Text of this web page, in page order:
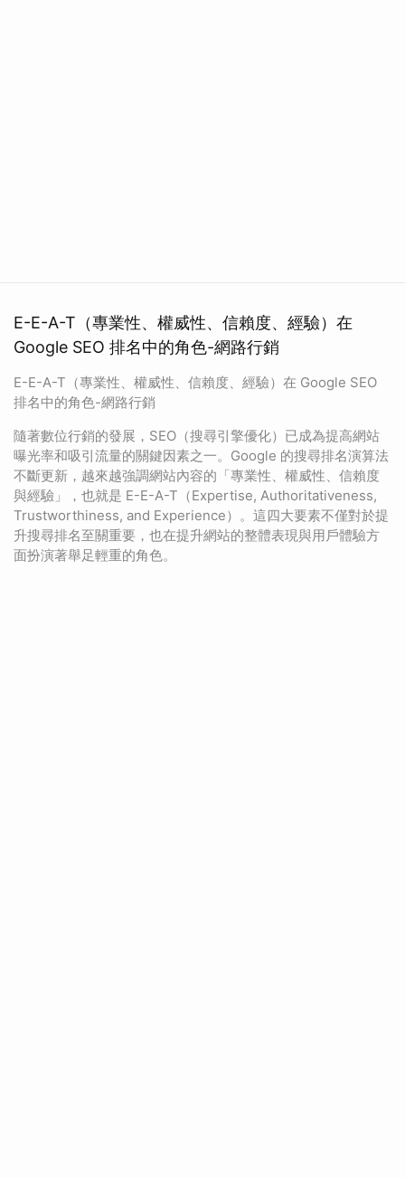
E-E-A-T（專業性、權威性、信賴度、經驗）在
Google SEO 排名中的角色-網路行銷
E-E-A-T（專業性、權威性、信賴度、經驗）在 Google SEO
排名中的角色-網路行銷
隨著數位行銷的發展，SEO（搜尋引擎優化）已成為提高網站
曝光率和吸引流量的關鍵因素之一。Google 的搜尋排名演算法
不斷更新，越來越強調網站內容的「專業性、權威性、信賴度
與經驗」，也就是 E-E-A-T（Expertise, Authoritativeness,
Trustworthiness, and Experience）。這四大要素不僅對於提
升搜尋排名至關重要，也在提升網站的整體表現與用戶體驗方
面扮演著舉足輕重的角色。